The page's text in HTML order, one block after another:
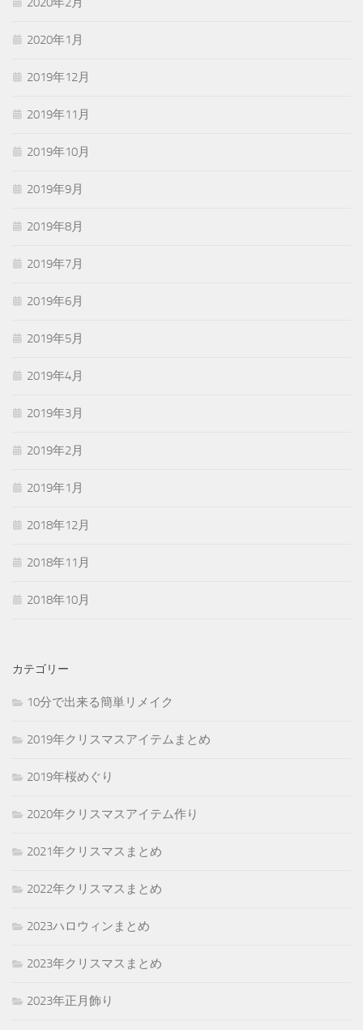
2020年1月
2019年12月
2019年11月
2019年10月
2019年9月
2019年8月
2019年7月
2019年6月
2019年5月
2019年4月
2019年3月
2019年2月
2019年1月
2018年12月
2018年11月
2018年10月
カテゴリー
10分で出来る簡単リメイク
2019年クリスマスアイテムまとめ
2019年桜めぐり
2020年クリスマスアイテム作り
2021年クリスマスまとめ
2022年クリスマスまとめ
2023ハロウィンまとめ
2023年クリスマスまとめ
2023年正月飾り